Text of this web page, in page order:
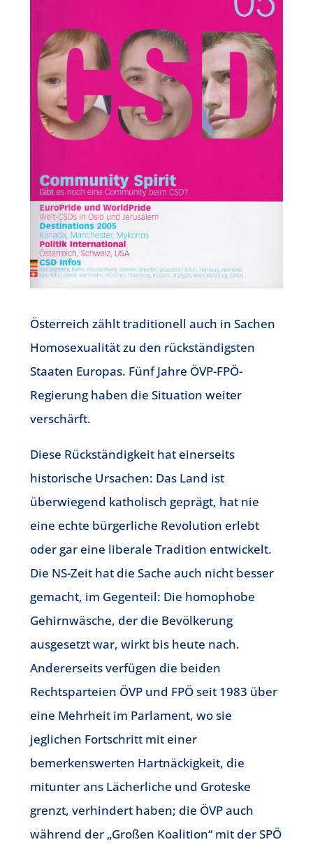
Österreich zählt traditionell auch in Sachen
Homosexualität zu den rückständigsten
Staaten Europas. Fünf Jahre ÖVP-FPÖ-
Regierung haben die Situation weiter
verschärft.
Diese Rückständigkeit hat einerseits
historische Ursachen: Das Land ist
überwiegend katholisch geprägt, hat nie
eine echte bürgerliche Revolution erlebt
oder gar eine liberale Tradition entwickelt.
Die NS-Zeit hat die Sache auch nicht besser
gemacht, im Gegenteil: Die homophobe
Gehirnwäsche, der die Bevölkerung
ausgesetzt war, wirkt bis heute nach.
Andererseits verfügen die beiden
Rechtsparteien ÖVP und FPÖ seit 1983 über
eine Mehrheit im Parlament, wo sie
jeglichen Fortschritt mit einer
bemerkenswerten Hartnäckigkeit, die
mitunter ans Lächerliche und Groteske
grenzt, verhindert haben; die ÖVP auch
während der „Großen Koalition“ mit der SPÖ